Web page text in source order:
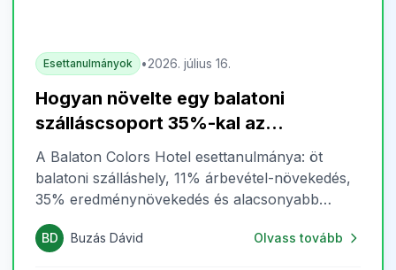
Esettanulmányok •2026. július 16.
Hogyan növelte egy balatoni
szálláscsoport 35%-kal az
eredményét a RoomRaiser
segítségével?
A Balaton Colors Hotel esettanulmánya: öt
balatoni szálláshely, 11% árbevétel-növekedés,
35% eredménynövekedés és alacsonyabb
revenue management költség.
BD Buzás Dávid Olvass tovább